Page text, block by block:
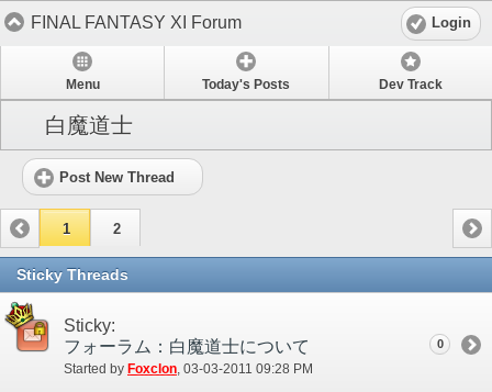
FINAL FANTASY XI Forum Login
Menu Today's Posts Dev Track
白魔道士
Post New Thread
1 2
Sticky Threads
Sticky:
フォーラム：白魔道士について
Started by Foxclon‎, 03-03-2011 09:28 PM
0